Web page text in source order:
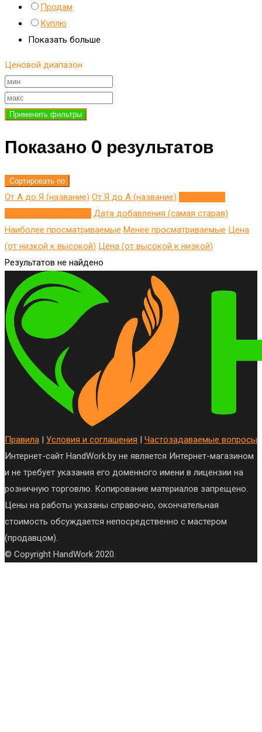
Продам
Куплю
Показать больше
Ценовой диапазон
Применить фильтры
Показано 0 результатов
Сортировать по
От А до Я (название) От Я до A (название)
Дата добавления (самая старая)
Наиболее просматриваемые Менее просматриваемые Цена
(от низкой к высокой) Цена (от высокой к низкой)
Результатов не найдено
Правила | Условия и соглашения | Частозадаваемые вопросы
Интернет-сайт HandWork.by не является Интернет-магазином
и не требует указания его доменного имени в лицензии на
розничную торговлю. Копирование материалов запрещено.
Цены на работы указаны справочно, окончательная
стоимость обсуждается непосредственно с мастером
(продавцом).
© Copyright HandWork 2020.